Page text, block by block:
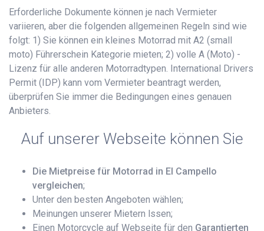
Erforderliche Dokumente können je nach Vermieter
variieren, aber die folgenden allgemeinen Regeln sind wie
folgt: 1) Sie können ein kleines Motorrad mit A2 (small
moto) Führerschein Kategorie mieten; 2) volle A (Moto) -
Lizenz für alle anderen Motorradtypen. International Drivers
Permit (IDP) kann vom Vermieter beantragt werden,
überprüfen Sie immer die Bedingungen eines genauen
Anbieters.
Auf unserer Webseite können Sie
Die Mietpreise für Motorrad in El Campello
vergleichen;
Unter den besten Angeboten wählen;
Meinungen unserer Mietern lssen;
Einen Motorcycle auf Webseite für den Garantierten